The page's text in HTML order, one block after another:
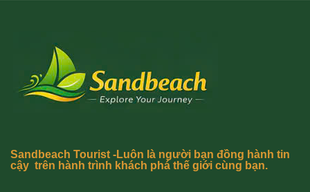
Sandbeach Tourist -Luôn là người bạn đồng hành tin
cậy trên hành trình khách phá thế giới cùng bạn.